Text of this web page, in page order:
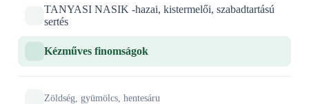
TANYASI NASIK -hazai, kistermelői, szabadtartású
sertés
Kézműves finomságok
Zöldség, gyümölcs, hentesáru